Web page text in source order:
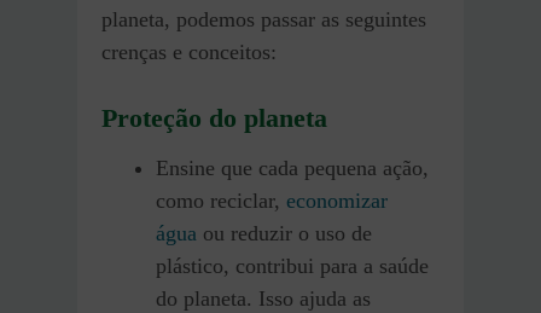
planeta, podemos passar as seguintes
crenças e conceitos:
Proteção do planeta
Ensine que cada pequena ação,
como reciclar, economizar
água ou reduzir o uso de
plástico, contribui para a saúde
do planeta. Isso ajuda as